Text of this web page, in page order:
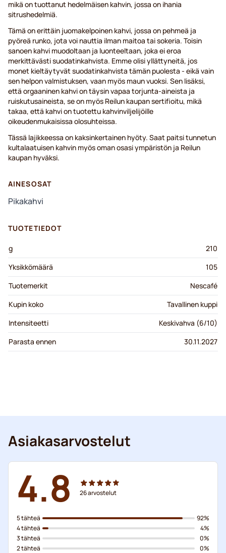
mikä on tuottanut hedelmäisen kahvin, jossa on ihania
sitrushedelmiä.
Tämä on erittäin juomakelpoinen kahvi, jossa on pehmeä ja
pyöreä runko, jota voi nauttia ilman maitoa tai sokeria. Toisin
sanoen kahvi muodoltaan ja luonteeltaan, joka ei eroa
merkittävästi suodatinkahvista. Emme olisi yllättyneitä, jos
monet kieltäytyvät suodatinkahvista tämän puolesta - eikä vain
sen helpon valmistuksen, vaan myös maun vuoksi. Sen lisäksi,
että orgaaninen kahvi on täysin vapaa torjunta-aineista ja
ruiskutusaineista, se on myös Reilun kaupan sertifioitu, mikä
takaa, että kahvi on tuotettu kahvinviljelijöille
oikeudenmukaisissa olosuhteissa.
Tässä lajikkeessa on kaksinkertainen hyöty. Saat paitsi tunnetun
kultalaatuisen kahvin myös oman osasi ympäristön ja Reilun
kaupan hyväksi.
AINESOSAT
Pikakahvi
TUOTETIEDOT
g
210
Yksikkömäärä
105
Tuotemerkit
Nescafé
Kupin koko
Tavallinen kuppi
Intensiteetti
Keskivahva (6/10)
Parasta ennen
30.11.2027
Asiakasarvostelut
4.8 26arvostelut
5 tähteä
4 tähteä
3 tähteä
2 tähteä
92%
4%
0%
0%